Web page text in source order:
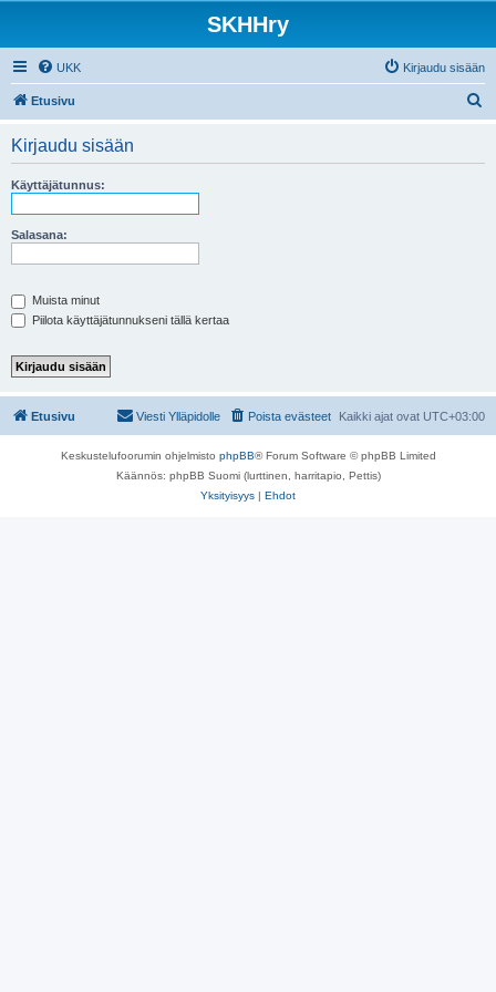
SKHHry
UKK Kirjaudu sisään
Etusivu
Kirjaudu sisään
Käyttäjätunnus:
Salasana:
Muista minut
Piilota käyttäjätunnukseni tällä kertaa
Etusivu Kaikki ajat ovat UTC+03:00
Poista evästeet
Viesti Ylläpidolle
Keskustelufoorumin ohjelmisto phpBB® Forum Software © phpBB Limited
Käännös: phpBB Suomi (lurttinen, harritapio, Pettis)
Yksityisyys | Ehdot